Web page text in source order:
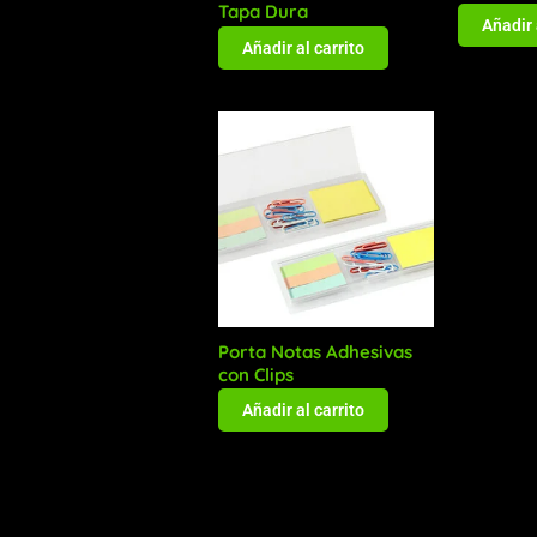
Tapa Dura
Añadir al carrito
Añadir
Porta Notas Adhesivas
con Clips
Añadir al carrito